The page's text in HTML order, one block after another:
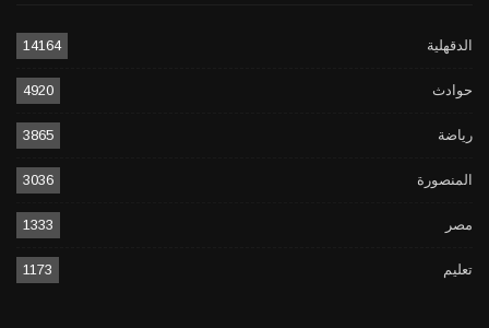
الدقهلية 14164
حوادث 4920
رياضة 3865
المنصورة 3036
مصر 1333
تعليم 1173